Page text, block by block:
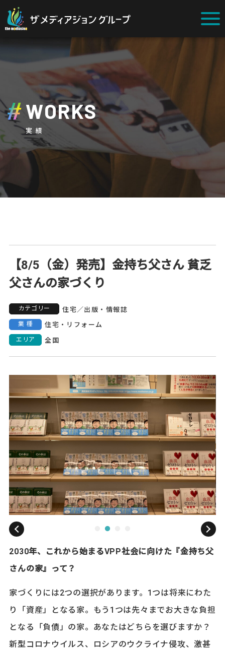
WORKS
実績
【8/5（金）発売】金持ち父さん 貧乏
父さんの家づくり
カテゴリー 住宅 ／出版・情報誌
業種 住宅・リフォーム
エリア 全国
2030年、これから始まるVPP社会に向けた『金持ち父
さんの家』って？
家づくりには2つの選択があります。1つは将来にわた
り「資産」となる家。もう1つは先々までお大きな負担
となる「負債」の家。あなたはどちらを選びますか？
新型コロナウイルス、ロシアのウクライナ侵攻、激甚